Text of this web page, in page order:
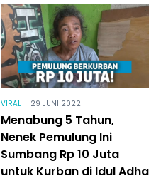
VIRAL | 29 JUNI 2022
Menabung 5 Tahun,
Nenek Pemulung Ini
Sumbang Rp 10 Juta
untuk Kurban di Idul Adha